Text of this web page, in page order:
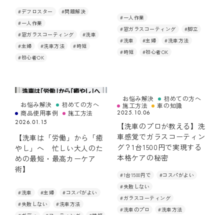
お悩み解決 初めての方へ
商品使用事例 施工方法
(FOR BUSINESS)
業務用製品はこちらから
#デフロスター
#問題解決
#一人作業
#窓ガラスコーティング
#洗車
#主婦
#洗車方法
#時短
#初心者OK
#一人作業
#窓ガラスコーティング
#脚立
#洗車
#主婦
#洗車方法
#時短
#初心者OK
お悩み解決
初めての方へ
商品使用事例
施工方法
2026.01.15
【洗車は「労働」から「癒
やし」へ 忙しい大人のた
めの最短・最高カーケア
術】
#洗車 #主婦
#コスパがよい
#失敗しない
#洗車方法
お悩み解決
初めての方へ
施工方法
車の知識
2025.10.06
【洗車のプロが教える】洗
車感覚でガラスコーティン
グ？1台1500円で実現する
本格ケアの秘密
#1台1500円で
#コスパがよい
#失敗しない
#ガラスコーティング
#洗車のプロ
#洗車方法